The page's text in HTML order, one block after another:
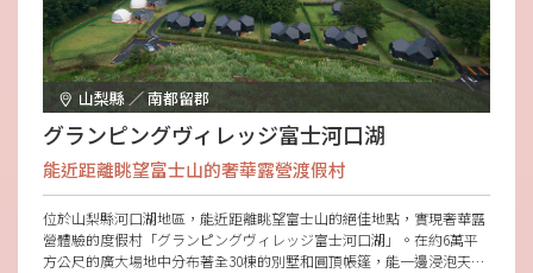
山梨縣 ／ 南都留郡
グランピングヴィレッジ富士河口湖
能近距離眺望富士山的奢華露營渡假村
位於山梨縣河口湖地區，能近距離眺望富士山的絕佳地點，實現奢華露
營體驗的度假村「グランピングヴィレッジ富士河口湖」。在約6萬平
方公尺的廣大場地中分布著全30棟的別墅和圓頂帳篷，能一邊浸泡天然